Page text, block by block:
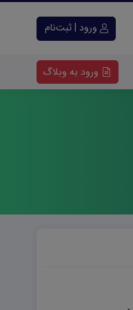
ورود | ثبت‌نام
ورود به وبلاگ